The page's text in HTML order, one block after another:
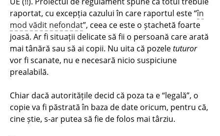
raportat, cu excepția cazului în care raportul este “în
mod vădit nefondat”, ceea ce este o ștachetă foarte
joasă. Ar fi situații delicate să fii o persoană care arată
mai tânără sau să ai copii. Nu uita că pozeletuturor
vor fi scanate, nu e necesară nicio suspiciune
prealabilă.
Chiar dacă autoritățile decid că poza ta e “legală”, o
copie va fi păstrată în baza de date oricum, pentru că,
cine știe, s-ar putea să fie de folos mai târziu.